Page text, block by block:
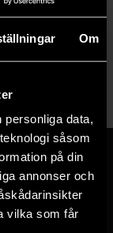
Om
personliga data,
såsom
på din
annonser och
vilka som får